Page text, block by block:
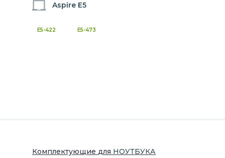
Aspire E5
E5-422 E5-473
Комплектующие для НОУТБУКА